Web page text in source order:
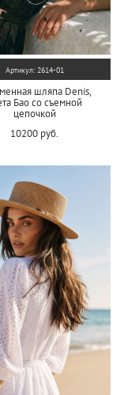
Артикул: 2614-01
шляпа Denis,
Бао со съемной
цепочкой
10200 руб.